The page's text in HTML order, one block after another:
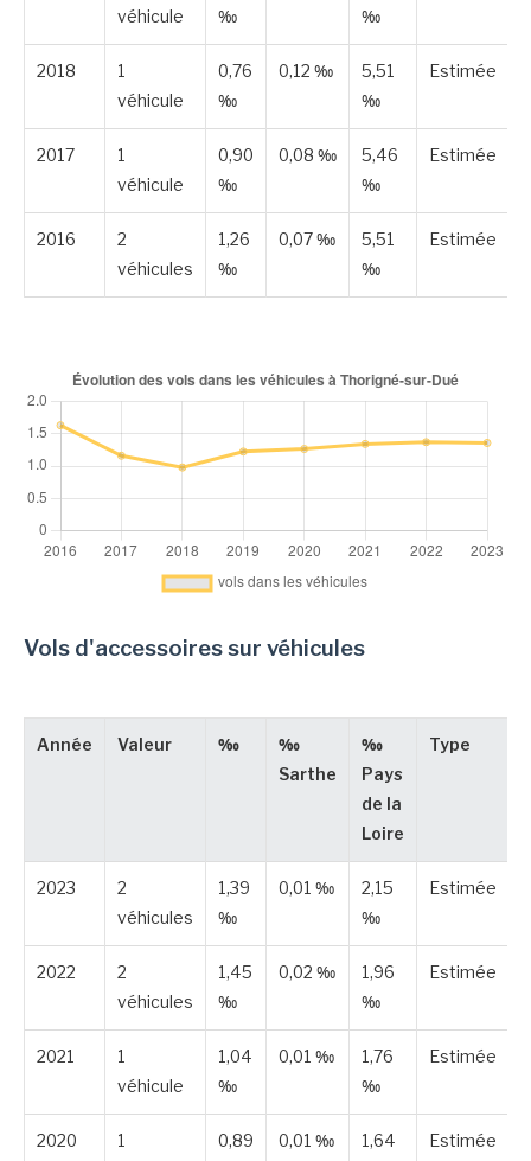
véhicule ‰ ‰
2018
1
véhicule
0,76
‰
0,12 ‰
5,51
‰
Estimée
2017
1
véhicule
0,90
‰
0,08 ‰
5,46
‰
Estimée
2016
2
véhicules
1,26
‰
0,07 ‰
5,51
‰
Estimée
Vols d'accessoires sur véhicules
Année Valeur ‰
‰
Sarthe
‰
Pays
de la
Loire
Type
2023
2
véhicules
1,39
‰
0,01 ‰
2,15
‰
Estimée
2022
2
véhicules
1,45
‰
0,02 ‰
1,96
‰
Estimée
2021
1
véhicule
1,04
‰
0,01 ‰
1,76
‰
Estimée
2020
1
0,89
0,01 ‰
1,64
Estimée